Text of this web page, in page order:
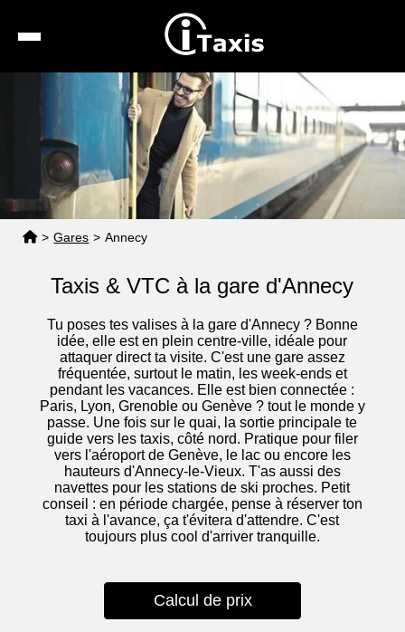
Recherche
Calcul de tarif
Taxis conventionnés
Espace pro
> Gares > Annecy
Taxis & VTC à la gare d'Annecy
Tu poses tes valises à la gare d'Annecy ? Bonne
idée, elle est en plein centre-ville, idéale pour
attaquer direct ta visite. C'est une gare assez
fréquentée, surtout le matin, les week-ends et
pendant les vacances. Elle est bien connectée :
Paris, Lyon, Grenoble ou Genève ? tout le monde y
passe. Une fois sur le quai, la sortie principale te
guide vers les taxis, côté nord. Pratique pour filer
vers l'aéroport de Genève, le lac ou encore les
hauteurs d'Annecy-le-Vieux. T'as aussi des
navettes pour les stations de ski proches. Petit
conseil : en période chargée, pense à réserver ton
taxi à l'avance, ça t'évitera d'attendre. C'est
toujours plus cool d'arriver tranquille.
Calcul de prix